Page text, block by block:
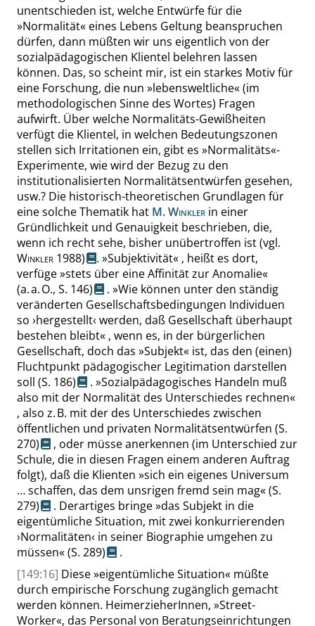
unentschieden ist, welche Entwürfe für die
»Normalität« eines Lebens Geltung beanspruchen
dürfen, dann müßten wir uns eigentlich von der
sozialpädagogischen Klientel belehren lassen
können. Das, so scheint mir, ist ein starkes Motiv für
eine Forschung, die nun »lebensweltliche«(im
methodologischen Sinne des Wortes) Fragen
aufwirft. Über welche Normalitäts-Gewißheiten
verfügt die Klientel, in welchen Bedeutungszonen
stellen sich Irritationen ein, gibt es »Normalitäts«-
Experimente, wie wird der Bezug zu den
institutionalisierten Normalitätsentwürfen gesehen,
usw.? Die historisch-theoretischen Grundlagen für
eine solche Thematik hat M.Winkler in einer
Gründlichkeit und Genauigkeit beschrieben, die,
wenn ich recht sehe, bisher unübertroffen ist(vgl.
Winkler 1988) . »Subjektivität« , heißt es dort,
verfüge»stets über eine Affinität zur Anomalie«
(a. a. O., S. 146) . »Wie können unter den ständig
veränderten Gesellschaftsbedingungen Individuen
so ›hergestellt‹ werden, daß Gesellschaft überhaupt
bestehen bleibt« , wenn es, in der bürgerlichen
Gesellschaft, doch das »Subjekt« ist, das den (einen)
Fluchtpunkt pädagogischer Legitimation darstellen
soll (S. 186) . »Sozialpädagogisches Handeln muß
also mit der Normalität des Unterschiedes rechnen«
, also z. B. mit der des Unterschiedes zwischen
öffentlichen und privaten Normalitätsentwürfen (S.
270)
, oder müsse anerkennen (im Unterschied zur
Schule, die in diesen Fragen einem anderen Auftrag
folgt), daß die Klienten »sich ein eigenes Universum
… schaffen, das dem unsrigen fremd sein mag«(S.
279) . Derartiges bringe»das Subjekt in die
eigentümliche Situation, mit zwei konkurrierenden
›Normalitäten‹ in seiner Biographie umgehen zu
müssen«(S. 289)
.
[149:16] Diese»eigentümliche Situation« müßte
durch empirische Forschung zugänglich gemacht
werden können. HeimerzieherInnen, »Street-
Worker«, das Personal von Beratungseinrichtungen